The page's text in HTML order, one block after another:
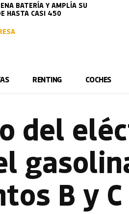
BATERÍA Y AMPLÍA SU
HASTA CASI 450
RENTING COCHES
del
B y